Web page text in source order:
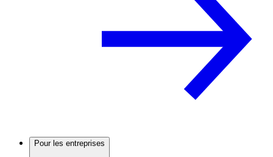
Pour les entreprises